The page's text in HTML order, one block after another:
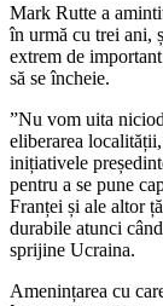
Mark Rutte a
în urmă cu trei ani,
extrem de
să se încheie.
”Nu vom uita
eliberarea
inițiativele
pentru a se pune
Franței și ale altor
durabile atunci
sprijine Ucraina.
Amenințarea cu